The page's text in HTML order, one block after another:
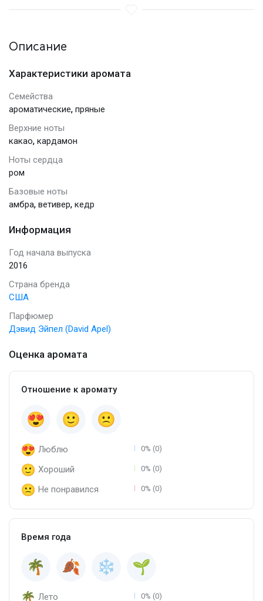
Описание
Характеристики аромата
Семейства
ароматические, пряные
Верхние ноты
какао, кардамон
Ноты сердца
ром
Базовые ноты
амбра, ветивер, кедр
Информация
Год начала выпуска
2016
Страна бренда
США
Парфюмер
Дэвид Эйпел (David Apel)
Оценка аромата
Отношение к аромату
Люблю 0% (0)
Хороший 0% (0)
Не понравился 0% (0)
Время года
Лето 0% (0)